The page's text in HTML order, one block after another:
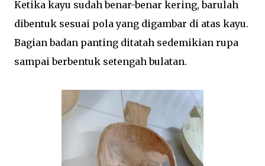
Ketika kayu sudah benar-benar kering, barulah
dibentuk sesuai pola yang digambar di atas kayu.
Bagian badan panting ditatah sedemikian rupa
sampai berbentuk setengah bulatan.